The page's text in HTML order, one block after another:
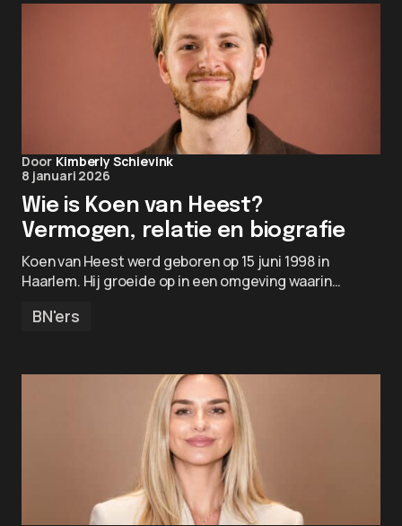
Door Kimberly Schievink
8 januari 2026
Wie is Koen van Heest?
Vermogen, relatie en biografie
Koen van Heest werd geboren op 15 juni 1998 in
Haarlem. Hij groeide op in een omgeving waarin…
BN'ers